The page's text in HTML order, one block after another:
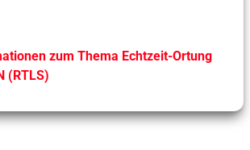
zum Thema Echtzeit-Ortung
(RTLS)